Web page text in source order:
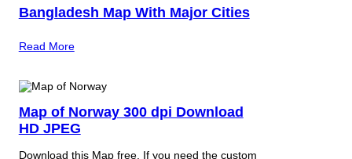
Bangladesh Map With Major Cities
Read More
Map of Norway 300 dpi Download
HD JPEG
Download this Map free. If you need the custom